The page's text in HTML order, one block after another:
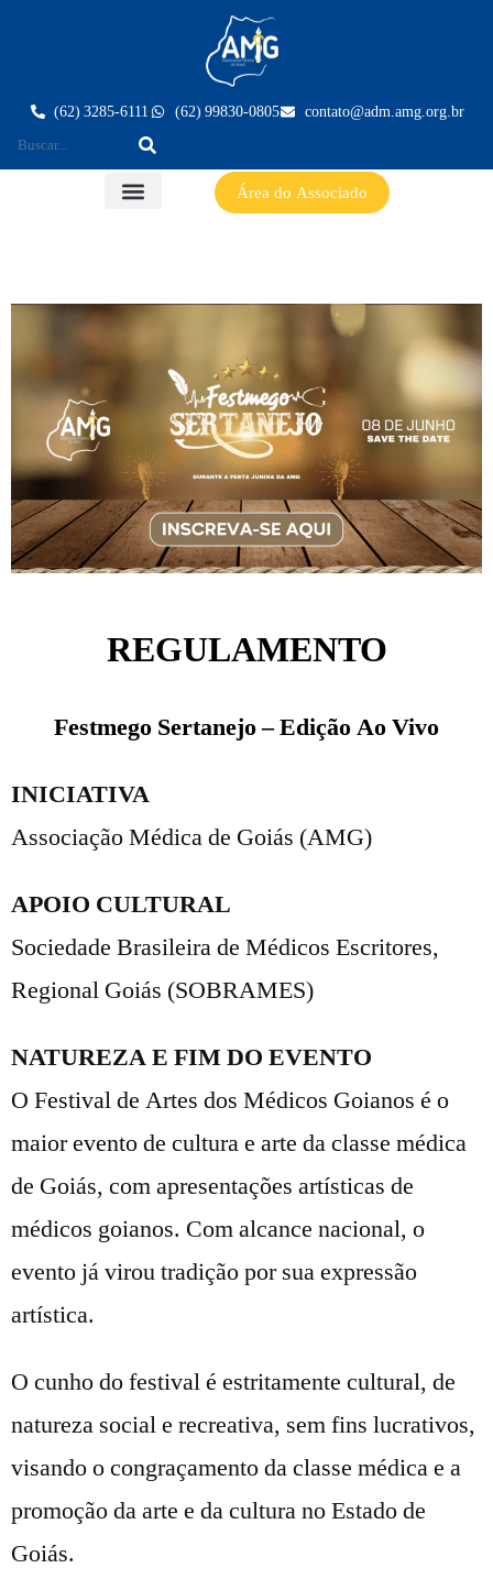
(62) 3285-6111 (62) 99830-0805 contato@adm.amg.org.br
Área do Associado
REGULAMENTO
Festmego Sertanejo – Edição Ao Vivo
INICIATIVA
Associação Médica de Goiás (AMG)
APOIO CULTURAL
Sociedade Brasileira de Médicos Escritores,
Regional Goiás (SOBRAMES)
NATUREZA E FIM DO EVENTO
O Festival de Artes dos Médicos Goianos é o
maior evento de cultura e arte da classe médica
de Goiás, com apresentações artísticas de
médicos goianos. Com alcance nacional, o
evento já virou tradição por sua expressão
artística.
O cunho do festival é estritamente cultural, de
natureza social e recreativa, sem fins lucrativos,
visando o congraçamento da classe médica e a
promoção da arte e da cultura no Estado de
Goiás.